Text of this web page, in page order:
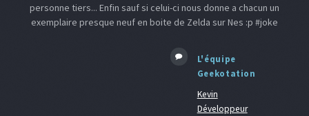
personne tiers... Enfin sauf si celui-ci nous donne a chacun un
exemplaire presque neuf en boite de Zelda sur Nes :p #joke
L'équipe
Geekotation
Kevin
Développeur